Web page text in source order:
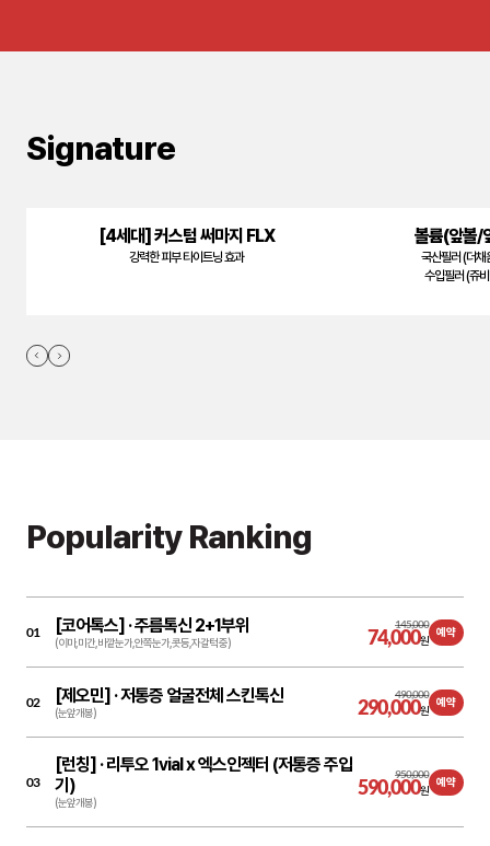
Signature
[4세대] 커스텀 써마지 FLX
강력한 피부 타이트닝 효과
볼륨(앞볼/
국산필러 (더
수입필러 (쥬
Popularity Ranking
01 [코어톡스] ·주름톡신 2+1부위
(이마,미간,바깥눈가,안쪽눈가,콧등,자갈턱 중)
145,000
74,000원
예약
02 [제오민] ·저통증 얼굴전체 스킨톡신
(눈앞개봉)
490,000
290,000원
예약
03
[런칭] ·리투오 1vial x 엑스인젝터 (저통증 주입
기)
(눈앞개봉)
950,000
590,000원
예약